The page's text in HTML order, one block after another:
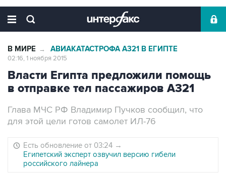
В МИРЕ → АВИАКАТАСТРОФА А321 В ЕГИПТЕ
02:16, 1 ноября 2015
Власти Египта предложили помощь
в отправке тел пассажиров А321
Глава МЧС РФ Владимир Пучков сообщил, что
для этой цели готов самолет ИЛ-76
Есть обновление от 03:24 →
Египетский эксперт озвучил версию гибели
российского лайнера